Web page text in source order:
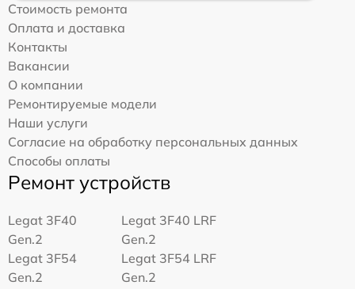
Стоимость ремонта
Оплата и доставка
Контакты
Вакансии
О компании
Ремонтируемые модели
Наши услуги
Согласие на обработку персональных данных
Способы оплаты
Ремонт устройств
Legat 3F40
Gen.2
Legat 3F40 LRF
Gen.2
Legat 3F54
Gen.2
Legat 3F54 LRF
Gen.2